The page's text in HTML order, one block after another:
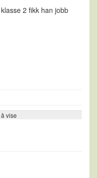
2 fikk han jobb
vise